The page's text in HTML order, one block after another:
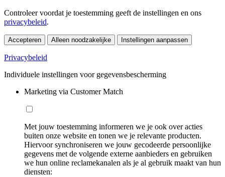
Controleer voordat je toestemming geeft de instellingen en ons
privacybeleid.
Accepteren Alleen noodzakelijke Instellingen aanpassen
Privacybeleid
Individuele instellingen voor gegevensbescherming
Marketing via Customer Match
Met jouw toestemming informeren we je ook over acties
buiten onze website en tonen we je relevante producten.
Hiervoor synchroniseren we jouw gecodeerde persoonlijke
gegevens met de volgende externe aanbieders en gebruiken
we hun online reclamekanalen als je al gebruik maakt van hun
diensten: